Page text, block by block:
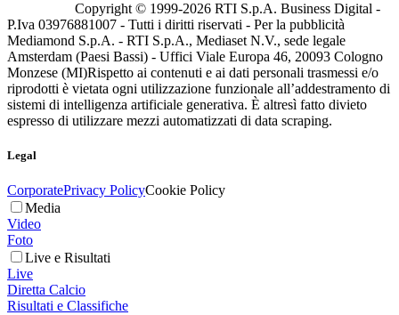
Copyright © 1999-2026 RTI S.p.A. Business Digital -
P.Iva 03976881007 - Tutti i diritti riservati - Per la pubblicità
Mediamond S.p.A. - RTI S.p.A., Mediaset N.V., sede legale
Amsterdam (Paesi Bassi) - Uffici Viale Europa 46, 20093 Cologno
Monzese (MI)Rispetto ai contenuti e ai dati personali trasmessi e/o
riprodotti è vietata ogni utilizzazione funzionale all’addestramento di
sistemi di intelligenza artificiale generativa. È altresì fatto divieto
espresso di utilizzare mezzi automatizzati di data scraping.
Legal
CorporatePrivacy PolicyCookie Policy
Media
Video
Foto
Live e Risultati
Live
Diretta Calcio
Risultati e Classifiche